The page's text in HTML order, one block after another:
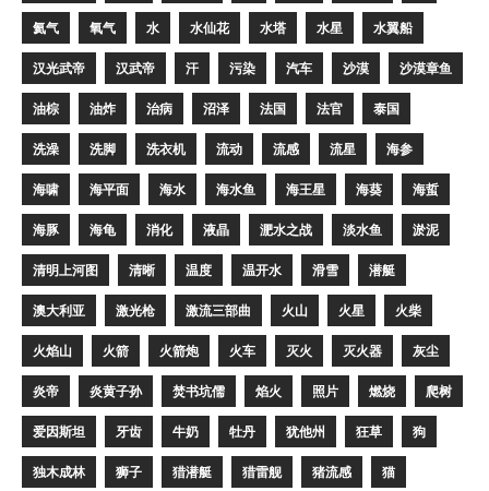
氦气 氧气 水 水仙花 水塔 水星 水翼船
汉光武帝 汉武帝 汗 污染 汽车 沙漠 沙漠章鱼
油棕 油炸 治病 沼泽 法国 法官 泰国
洗澡 洗脚 洗衣机 流动 流感 流星 海参
海啸 海平面 海水 海水鱼 海王星 海葵 海蜇
海豚 海龟 消化 液晶 淝水之战 淡水鱼 淤泥
清明上河图 清晰 温度 温开水 滑雪 潜艇
澳大利亚 激光枪 激流三部曲 火山 火星 火柴
火焰山 火箭 火箭炮 火车 灭火 灭火器 灰尘
炎帝 炎黄子孙 焚书坑儒 焰火 照片 燃烧 爬树
爱因斯坦 牙齿 牛奶 牡丹 犹他州 狂草 狗
独木成林 狮子 猎潜艇 猎雷舰 猪流感 猫